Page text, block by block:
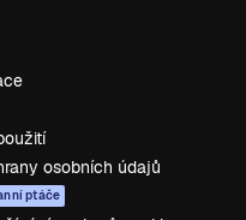
osobních údajů
ptáče